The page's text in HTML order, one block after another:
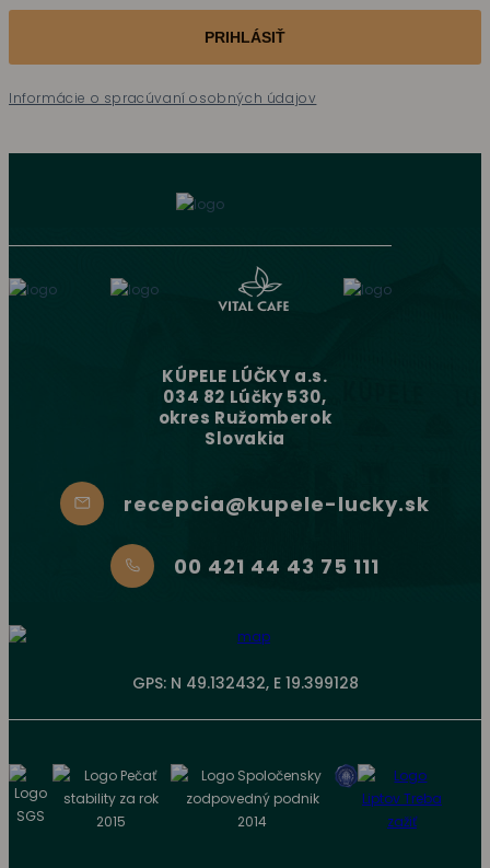
PRIHLÁSIŤ
Informácie o spracúvaní osobných údajov
KÚPELE LÚČKY a.s.
034 82 Lúčky 530,
okres Ružomberok
Slovakia
recepcia@kupele-lucky.sk
00 421 44 43 75 111
GPS: N 49.132432, E 19.399128